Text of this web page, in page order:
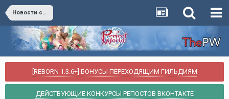
Новости сервера ThePW
[REBORN 1.3.6+] БОНУСЫ ПЕРЕХОДЯЩИМ ГИЛЬДИЯМ
ДЕЙСТВУЮЩИЕ КОНКУРСЫ РЕПОСТОВ ВКОНТАКТЕ